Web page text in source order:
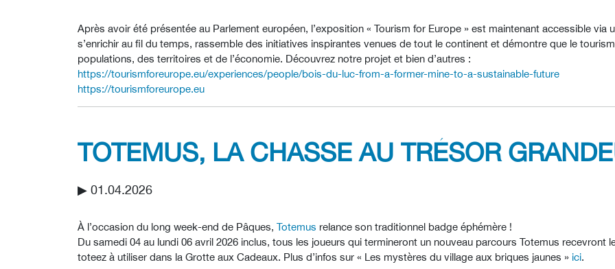
Après avoir été présentée au Parlement européen, l’exposition « Tourism for Europe » est maintenant accessible
s’enrichir au fil du temps, rassemble des initiatives inspirantes venues de tout le continent et démontre que le
populations, des territoires et de l’économie. Découvrez notre projet et bien d’autres :
https://tourismforeurope.eu/experiences/people/bois-du-luc-from-a-former-mine-to-a-sustainable-future
https://tourismforeurope.eu
TOTEMUS, LA CHASSE AU TRÉSOR
▶︎ 01.04.2026
À l’occasion du long week-end de Pâques, Totemus relance son traditionnel badge éphémère !
Du samedi 04 au lundi 06 avril 2026 inclus, tous les joueurs qui termineront un nouveau parcours Totemus recevront
toteez à utiliser dans la Grotte aux Cadeaux. Plus d’infos sur « Les mystères du village aux briques jaunes » ici.